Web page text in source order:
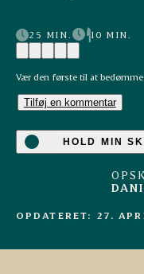
25 MIN. 10 MIN.
Vær den første til at
Tilføj en kommentar
HOLD MIN
OPDATERET: 27.